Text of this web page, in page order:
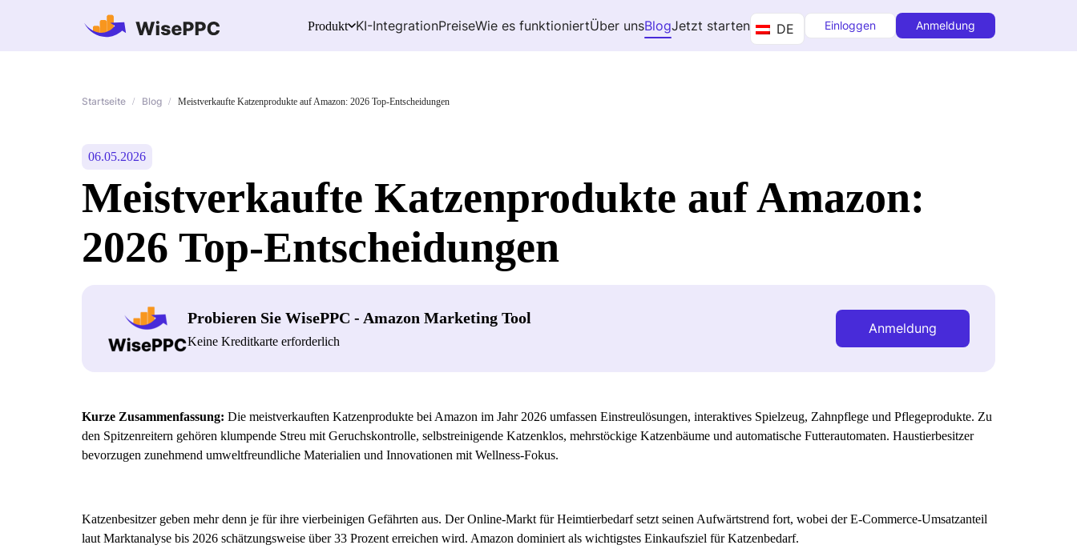
Produkt KI-IntegrationPreiseWie es funktioniertÜber unsBlogJetzt starten DE Einloggen Anmeldung
Startseite / Blog / Meistverkaufte Katzenprodukte auf Amazon: 2026 Top-Entscheidungen
06.05.2026
Meistverkaufte Katzenprodukte auf Amazon:
2026 Top-Entscheidungen
Probieren Sie WisePPC - Amazon Marketing Tool
Keine Kreditkarte erforderlich
Anmeldung
Kurze Zusammenfassung: Die meistverkauften Katzenprodukte bei Amazon im Jahr 2026 umfassen Einstreulösungen, interaktives Spielzeug, Zahnpflege und Pflegeprodukte. Zu
den Spitzenreitern gehören klumpende Streu mit Geruchskontrolle, selbstreinigende Katzenklos, mehrstöckige Katzenbäume und automatische Futterautomaten. Haustierbesitzer
bevorzugen zunehmend umweltfreundliche Materialien und Innovationen mit Wellness-Fokus.
Katzenbesitzer geben mehr denn je für ihre vierbeinigen Gefährten aus. Der Online-Markt für Heimtierbedarf setzt seinen Aufwärtstrend fort, wobei der E-Commerce-Umsatzanteil
laut Marktanalyse bis 2026 schätzungsweise über 33 Prozent erreichen wird. Amazon dominiert als wichtigstes Einkaufsziel für Katzenbedarf.